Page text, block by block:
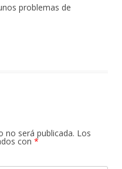
problemas de
no será publicada. Los
con *